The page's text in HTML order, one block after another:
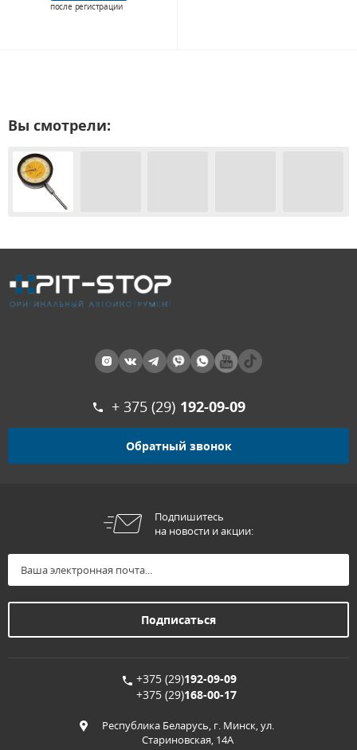
после регистрации
Вы смотрели:
+ 375 (29) 192-09-09
Обратный звонок
Подпишитесь
на новости и акции:
+375 (29)192-09-09
+375 (29)168-00-17
Республика Беларусь, г. Минск, ул.
Стариновская, 14А